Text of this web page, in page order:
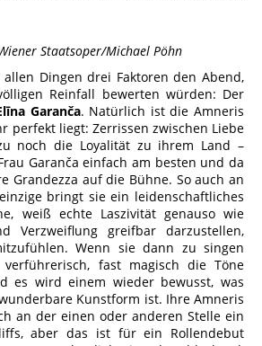
Staatsoper/Michael Pöhn
Dingen drei Faktoren den Abend,
Reinfall bewerten würden: Der
Garanča. Natürlich ist die Amneris
perfekt liegt: Zerrissen zwischen Liebe
noch die Loyalität zu ihrem Land –
Garanča einfach am besten und da
Grandezza auf die Bühne. So auch an
bringt sie ein leidenschaftliches
weiß echte Laszivität genauso wie
Verzweiflung greifbar darzustellen,
Wenn sie dann zu singen
verführerisch, fast magisch die Töne
es wird einem wieder bewusst, was
Kunstform ist. Ihre Amneris
an der einen oder anderen Stelle ein
aber das ist für ein Rollendebut